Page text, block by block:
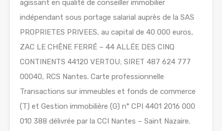
agissant en qualité de conseiller immobilier
indépendant sous portage salarial auprès de la SAS
PROPRIETES PRIVEES, au capital de 40 000 euros,
ZAC LE CHÊNE FERRÉ – 44 ALLÉE DES CINQ
CONTINENTS 44120 VERTOU; SIRET 487 624 777
00040, RCS Nantes. Carte professionnelle
Transactions sur immeubles et fonds de commerce
(T) et Gestion immobilière (G) n° CPI 4401 2016 000
010 388 délivrée par la CCI Nantes – Saint Nazaire.